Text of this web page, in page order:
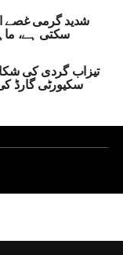
شدید گرمی غصے
سکتی ہے،
تیزاب گردی کی
سکیورٹی گارڈ